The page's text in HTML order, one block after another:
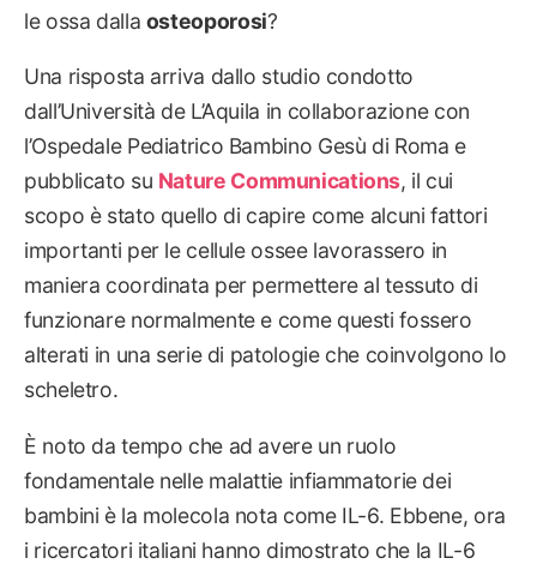
le ossa dalla osteoporosi?
Una risposta arriva dallo studio condotto
dall’Università de L’Aquila in collaborazione con
l’Ospedale Pediatrico Bambino Gesù di Roma e
pubblicato su Nature Communications, il cui
scopo è stato quello di capire come alcuni fattori
importanti per le cellule ossee lavorassero in
maniera coordinata per permettere al tessuto di
funzionare normalmente e come questi fossero
alterati in una serie di patologie che coinvolgono lo
scheletro.
È noto da tempo che ad avere un ruolo
fondamentale nelle malattie infiammatorie dei
bambini è la molecola nota come IL-6. Ebbene, ora
i ricercatori italiani hanno dimostrato che la IL-6